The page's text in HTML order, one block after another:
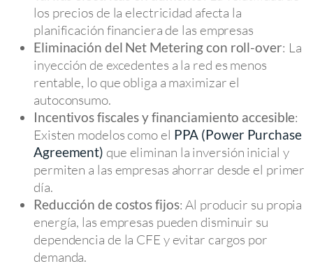
los precios de la electricidad afecta la
planificación financiera de las empresas
Eliminación del Net Metering con roll-over: La
inyección de excedentes a la red es menos
rentable, lo que obliga a maximizar el
autoconsumo.
Incentivos fiscales y financiamiento accesible:
Existen modelos como el PPA (Power Purchase
Agreement) que eliminan la inversión inicial y
permiten a las empresas ahorrar desde el primer
día.
Reducción de costos fijos: Al producir su propia
energía, las empresas pueden disminuir su
dependencia de la CFE y evitar cargos por
demanda.